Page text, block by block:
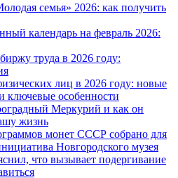
семья» 2026: как получить
календарь на февраль 2026:
труда в 2026 году:
лиц в 2026 году: новые
ключевые особенности
Меркурий и как он
жизнь
монет СССР собрано для
Новгородского музея
что вызывает подергивание